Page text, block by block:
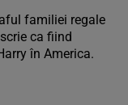
familiei regale
ca fiind
în America.